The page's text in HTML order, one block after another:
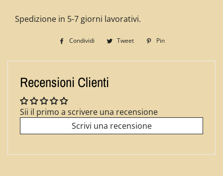
Spedizione in 5-7 giorni lavorativi.
Condividi
Condividi
Facebook
Tweet
Twitta
Twitter
Pin
Pinterest
Recensioni Clienti
Sii il primo a scrivere una recensione
Scrivi una recensione